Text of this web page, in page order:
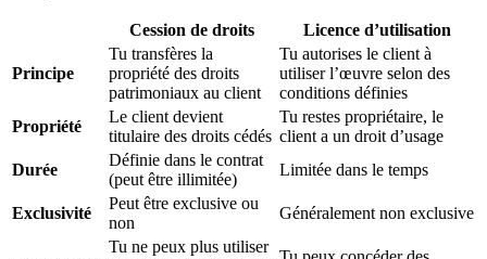
Cession de droits Licence d’utilisation
Principe
Tu transfères la
propriété des droits
patrimoniaux au client
Tu autorises le client à
utiliser l’œuvre selon des
conditions définies
Propriété
Le client devient
titulaire des droits cédés
Tu restes propriétaire, le
client a un droit d’usage
Durée
Définie dans le contrat
(peut être illimitée)
Limitée dans le temps
Exclusivité
Peut être exclusive ou
non
Généralement non exclusive
Tu ne peux plus utiliser